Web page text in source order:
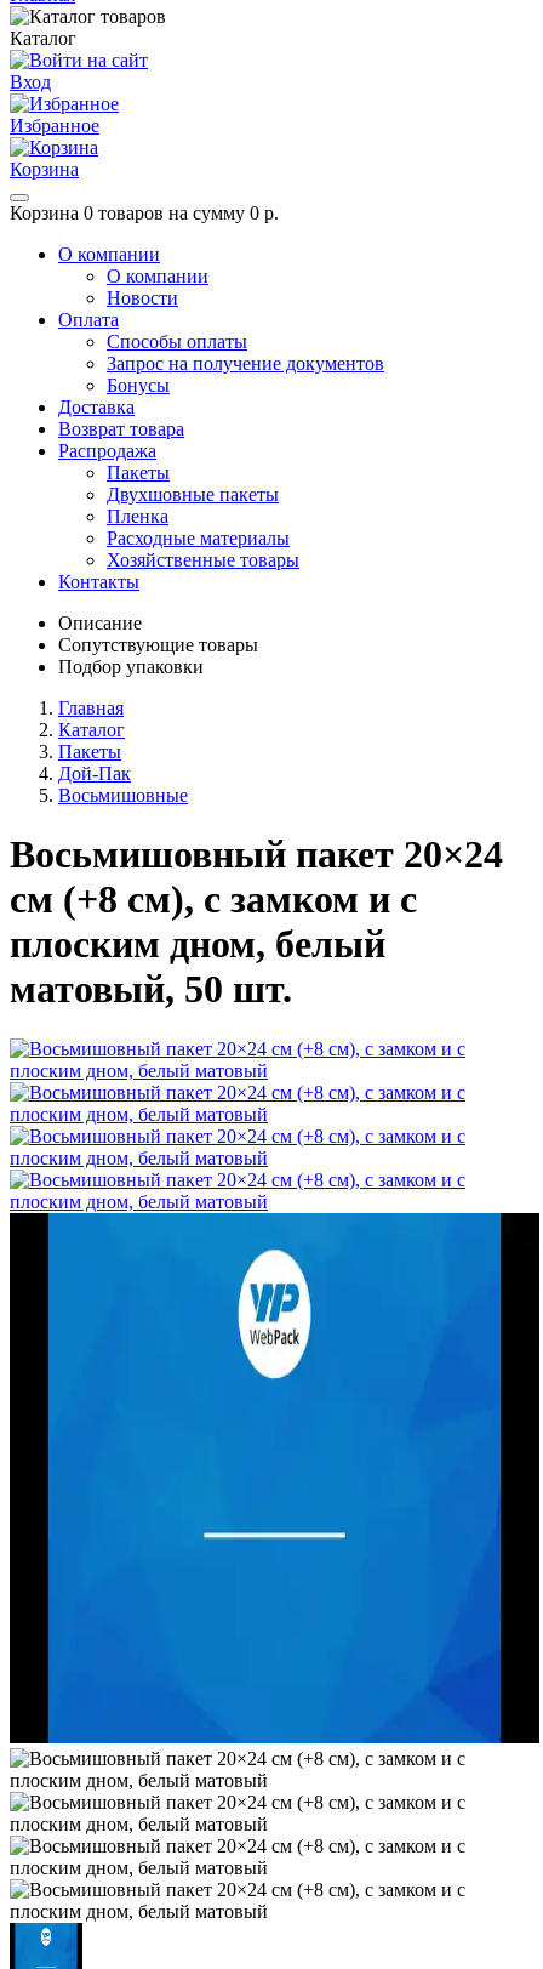
Каталог
Вход
Избранное
Корзина
Корзина 0 товаров на сумму 0 р.
О компании
О компании
Новости
Оплата
Способы оплаты
Запрос на получение документов
Бонусы
Доставка
Возврат товара
Распродажа
Пакеты
Двухшовные пакеты
Пленка
Расходные материалы
Хозяйственные товары
Контакты
Описание
Сопутствующие товары
Подбор упаковки
Главная
Каталог
Пакеты
Дой-Пак
Восьмишовные
Восьмишовный пакет 20×24
см (+8 см), с замком и с
плоским дном, белый
матовый, 50 шт.